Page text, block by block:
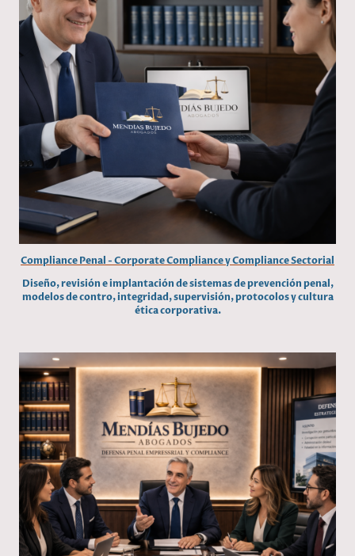
Compliance Penal - Corporate Compliance y Compliance Sectorial
Diseño, revisión e implantación de sistemas de prevención penal,
modelos de contro, integridad, supervisión, protocolos y cultura
ética corporativa.